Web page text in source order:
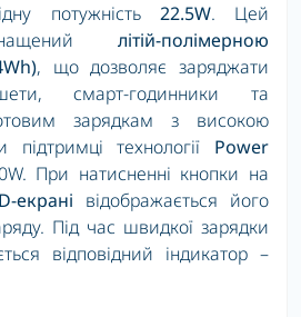
потужність 22.5W. Цей
літій-полімерною
, що дозволяє заряджати
смарт-годинники та
зарядкам з високою
технології Power
При натисненні кнопки на
екрані відображається його
Під час швидкої зарядки
відповідний індикатор –